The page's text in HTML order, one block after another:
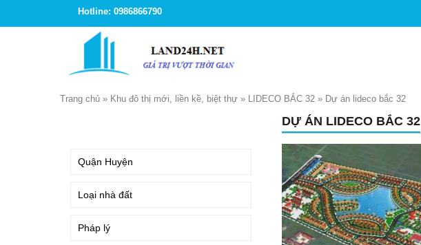
Hotline: 0986866790
Trang chủ » Khu đô thị mới, liền kề, biệt thự » LIDECO BẮC 32 » Dự án lideco bắc 32
DỰ ÁN LIDECO BẮC 32